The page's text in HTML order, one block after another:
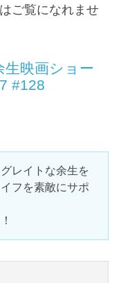
ご覧になれませ
映画ショー
#128
レイトな余生を
フを素敵にサポ